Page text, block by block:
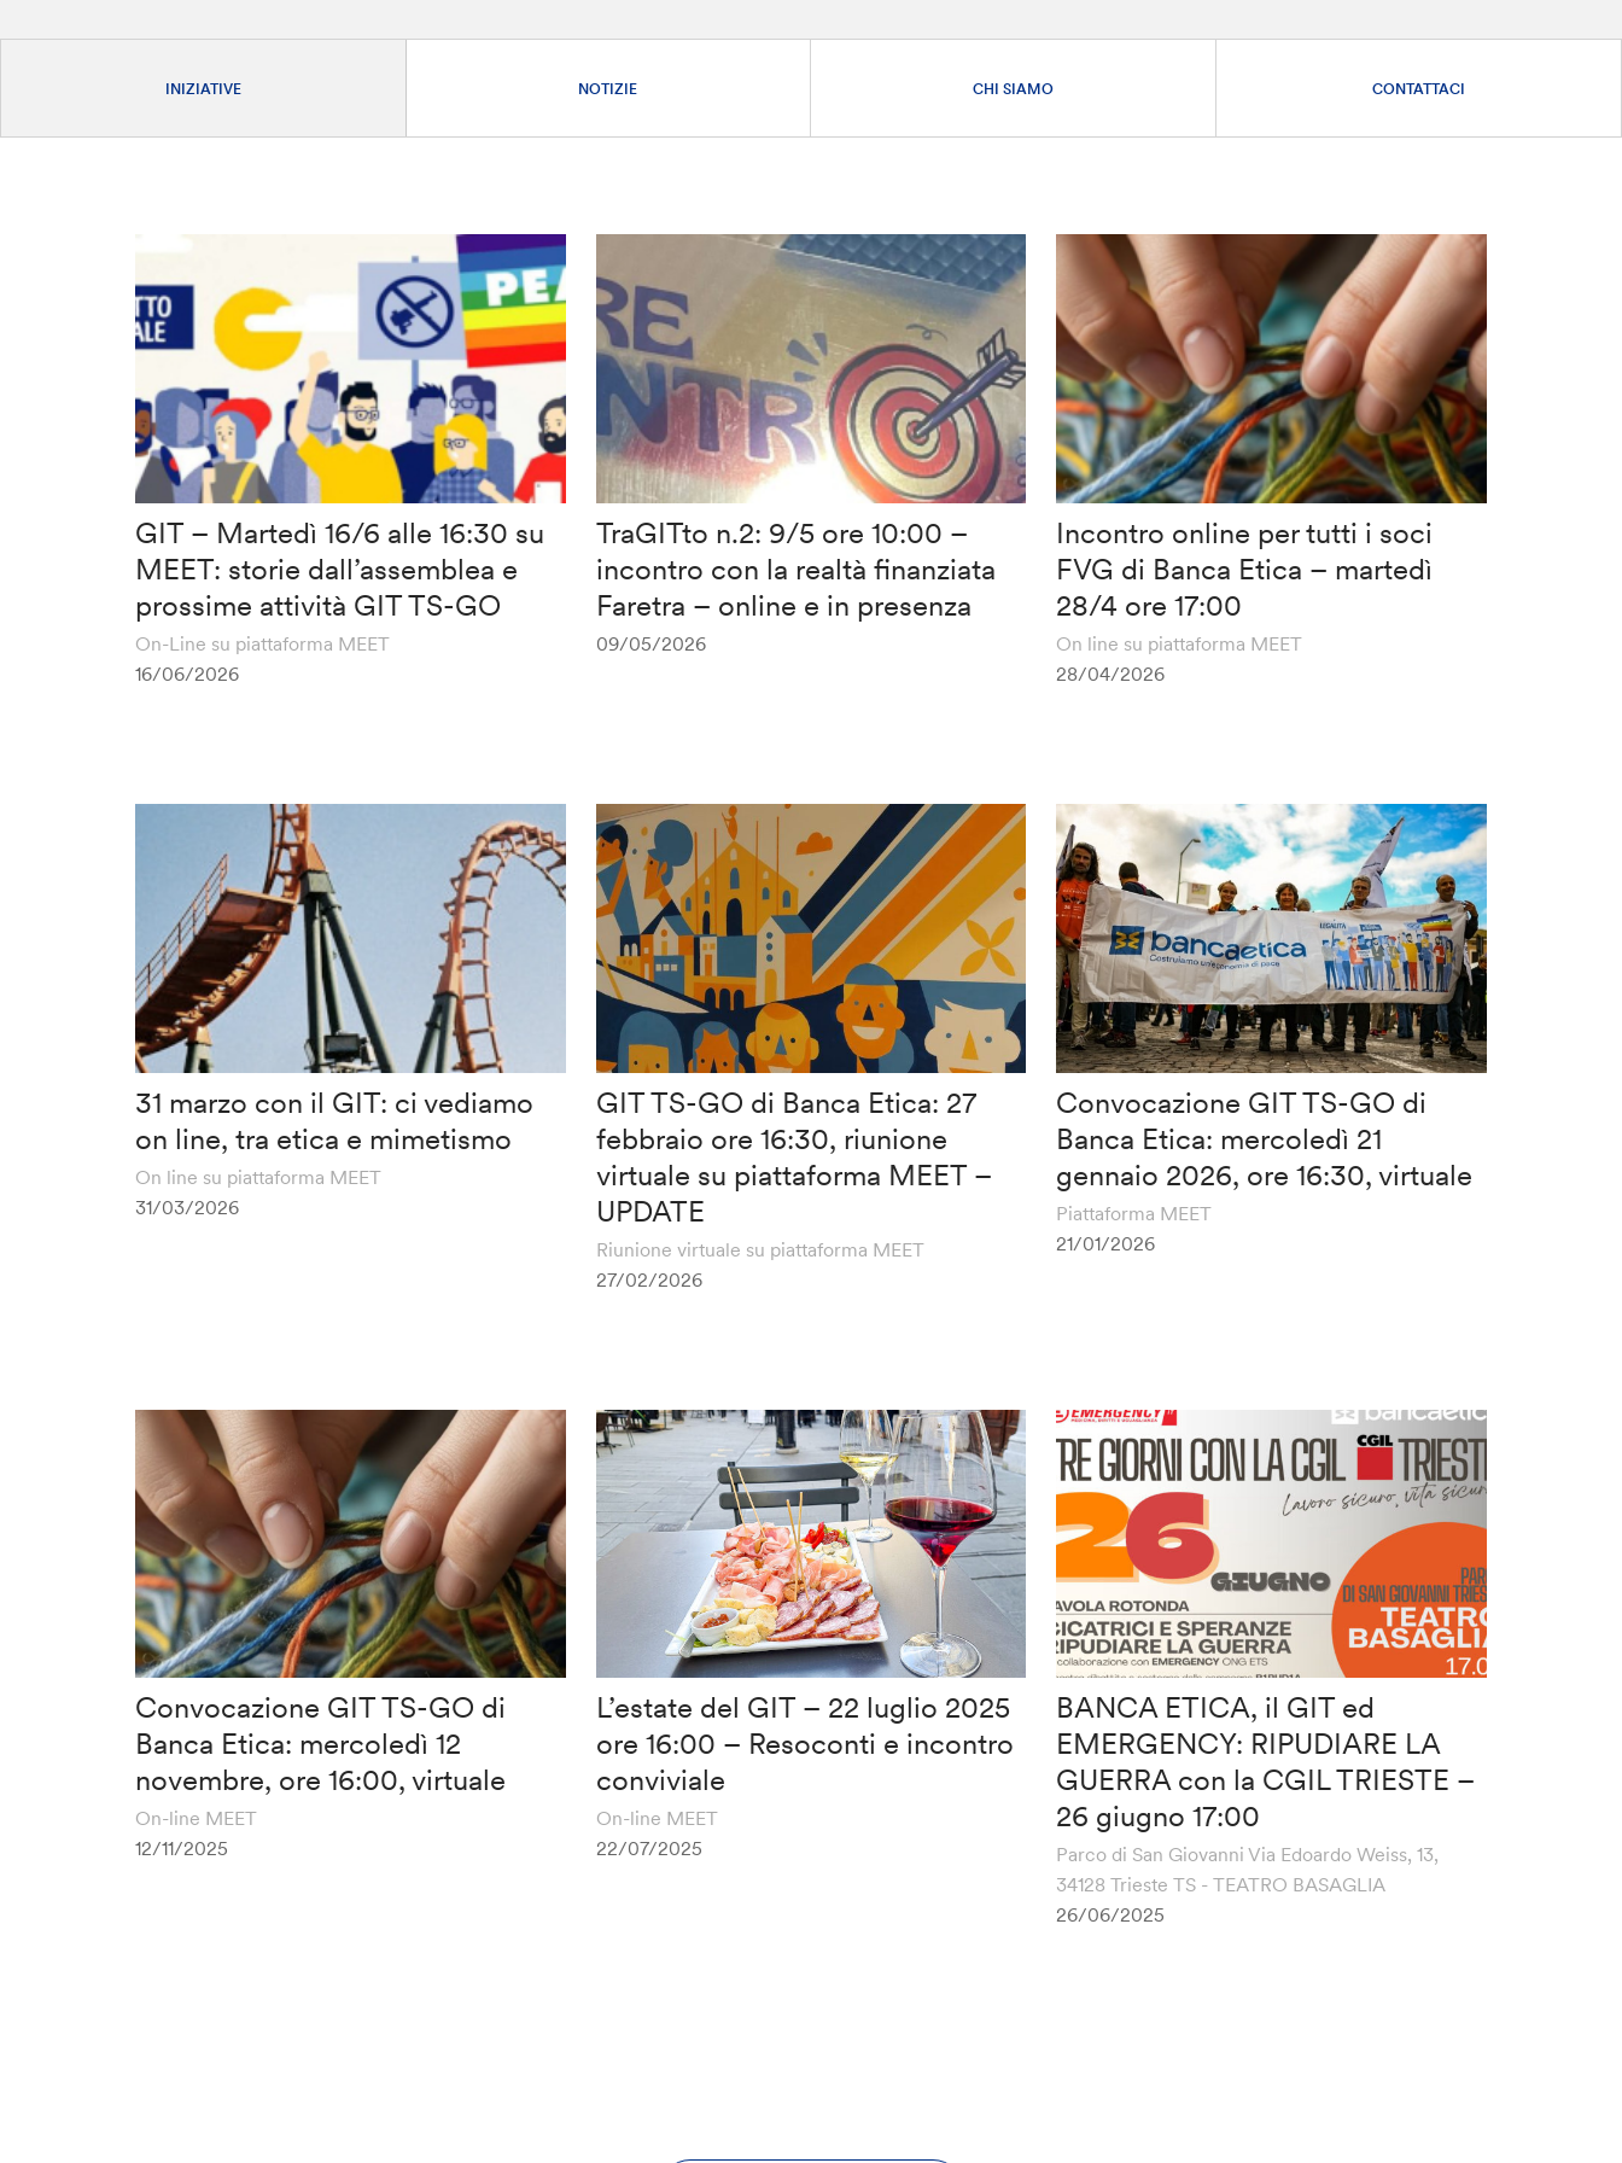
INIZIATIVE NOTIZIE CHI SIAMO CONTATTACI
GIT – Martedì 16/6 alle 16:30 su
MEET: storie dall’assemblea e
prossime attività GIT TS-GO
On-Line su piattaforma MEET
16/06/2026
TraGITto n.2: 9/5 ore 10:00 –
incontro con la realtà finanziata
Faretra – online e in presenza
09/05/2026
Incontro online per tutti i soci
FVG di Banca Etica – martedì
28/4 ore 17:00
On line su piattaforma MEET
28/04/2026
31 marzo con il GIT: ci vediamo
on line, tra etica e mimetismo
On line su piattaforma MEET
31/03/2026
GIT TS-GO di Banca Etica: 27
febbraio ore 16:30, riunione
virtuale su piattaforma MEET –
UPDATE
Riunione virtuale su piattaforma MEET
27/02/2026
Convocazione GIT TS-GO di
Banca Etica: mercoledì 21
gennaio 2026, ore 16:30, virtuale
Piattaforma MEET
21/01/2026
Convocazione GIT TS-GO di
Banca Etica: mercoledì 12
novembre, ore 16:00, virtuale
On-line MEET
12/11/2025
L’estate del GIT – 22 luglio 2025
ore 16:00 – Resoconti e incontro
conviviale
On-line MEET
22/07/2025
BANCA ETICA, il GIT ed
EMERGENCY: RIPUDIARE LA
GUERRA con la CGIL TRIESTE –
26 giugno 17:00
Parco di San Giovanni Via Edoardo Weiss, 13,
34128 Trieste TS - TEATRO BASAGLIA
26/06/2025